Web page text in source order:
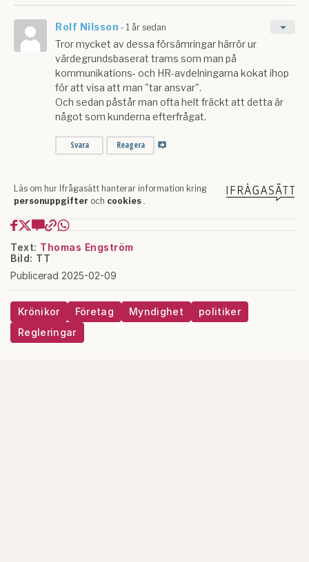
Text: Thomas Engström
Bild: TT
Publicerad 2025-02-09
Krönikor Företag Myndighet
politiker
Regleringar